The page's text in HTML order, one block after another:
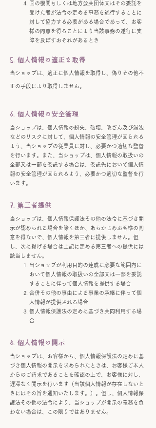
国の機関もしくは地方公共団体又はその委託を
受けた者が法令の定める事務を遂行することに
対して協力する必要がある場合であって、お客
様の同意を得ることにより当該事務の遂行に支
障を及ぼすおそれがあるとき
5. 個人情報の適正な取得
当ショップは、適正に個人情報を取得し、偽りその他不
正の手段により取得しません。
6. 個人情報の安全管理
当ショップは、個人情報の紛失、破壊、改ざん及び漏洩
などのリスクに対して、個人情報の安全管理が図られる
よう、当ショップの従業員に対し、必要かつ適切な監督
を行います。また、当ショップは、個人情報の取扱いの
全部又は一部を委託する場合は、委託先において個人情
報の安全管理が図られるよう、必要かつ適切な監督を行
います。
7. 第三者提供
当ショップは、個人情報保護法その他の法令に基づき開
示が認められる場合を除くほか、あらかじめお客様の同
意を得ないで、個人情報を第三者に提供しません。但
し、次に掲げる場合は上記に定める第三者への提供には
該当しません。
当ショップが利用目的の達成に必要な範囲内に
おいて個人情報の取扱いの全部又は一部を委託
することに伴って個人情報を提供する場合
合併その他の事由による事業の承継に伴って個
人情報が提供される場合
個人情報保護法の定めに基づき共同利用する場
合
8. 個人情報の開示
当ショップは、お客様から、個人情報保護法の定めに基
づき個人情報の開示を求められたときは、お客様ご本人
からのご請求であることを確認の上で、お客様に対し、
遅滞なく開示を行います（当該個人情報が存在しないと
きにはその旨を通知いたします。）。但し、個人情報保
護法その他の法令により、当ショップが開示の義務を負
わない場合は、この限りではありません。